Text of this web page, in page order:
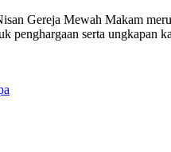
Gereja Mewah Makam
penghargaan serta